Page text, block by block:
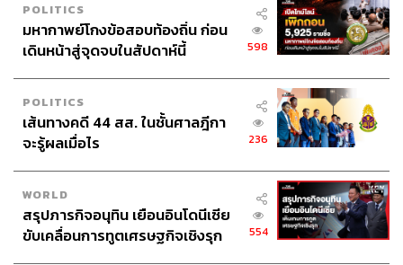
606
ABOUT THE AUTHOR
ประลองยุทธ ผงงอย
THE STANDARD WEALTH Feature Editor
POLITICS
มหากาพย์โกงข้อสอบท้องถิ่น ก่อน
เดินหน้าสู่จุดจบในสัปดาห์นี้
598
POLITICS
เส้นทางคดี 44 สส. ในชั้นศาลฎีกา
จะรู้ผลเมื่อไร
236
WORLD
สรุปภารกิจอนุทิน เยือนอินโดนีเซีย
ขับเคลื่อนการทูตเศรษฐกิจเชิงรุก
554